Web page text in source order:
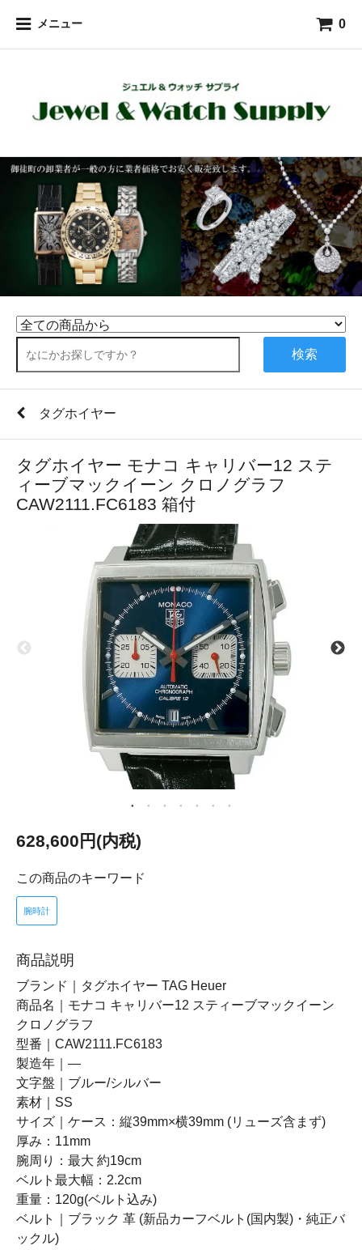
メニュー 0
検索
タグホイヤー
タグホイヤー モナコ キャリバー12 ステ
ィーブマックイーン クロノグラフ
CAW2111.FC6183 箱付
628,600円(内税)
この商品のキーワード
腕時計
商品説明
ブランド｜タグホイヤー TAG Heuer
商品名｜モナコ キャリバー12 スティーブマックイーン
クロノグラフ
型番｜CAW2111.FC6183
製造年｜―
文字盤｜ブルー/シルバー
素材｜SS
サイズ｜ケース：縦39mm×横39mm (リューズ含まず)
厚み：11mm
腕周り：最大 約19cm
ベルト最大幅：2.2cm
重量：120g(ベルト込み)
ベルト｜ブラック 革 (新品カーフベルト(国内製)・純正バ
ックル)